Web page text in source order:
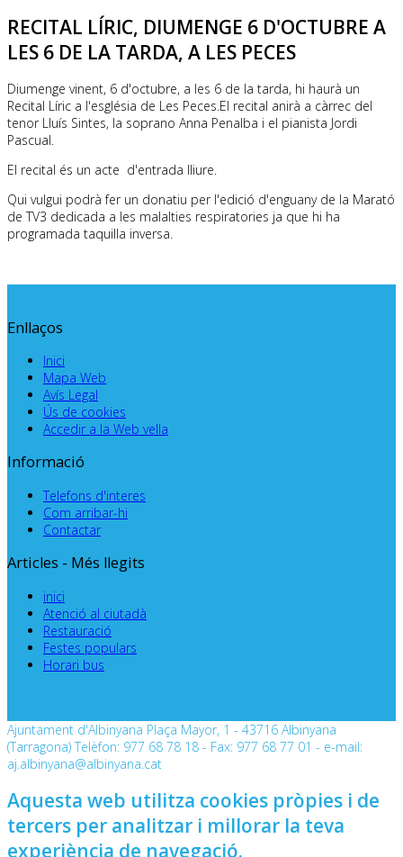
RECITAL LÍRIC, DIUMENGE 6 D'OCTUBRE A
LES 6 DE LA TARDA, A LES PECES
Diumenge vinent, 6 d'octubre, a les 6 de la tarda, hi haurà un
Recital Líric a l'església de Les Peces.El recital anirà a càrrec del
tenor Lluís Sintes, la soprano Anna Penalba i el pianista Jordi
Pascual.
El recital és un acte d'entrada lliure.
Qui vulgui podrà fer un donatiu per l'edició d'enguany de la Marató
de TV3 dedicada a les malalties respiratories ja que hi ha
programada taquilla inversa.
Enllaços
Inici
Mapa Web
Avís Legal
Ús de cookies
Accedir a la Web vella
Informació
Telefons d'interes
Com arribar-hi
Contactar
Articles - Més llegits
inici
Atenció al ciutadà
Restauració
Festes populars
Horari bus
Ajuntament d'Albinyana Plaça Mayor, 1 - 43716 Albinyana
(Tarragona) Telèfon: 977 68 78 18 - Fax: 977 68 77 01 - e-mail:
aj.albinyana@albinyana.cat
Aquesta web utilitza cookies pròpies i de
tercers per analitzar i millorar la teva
experiència de navegació.